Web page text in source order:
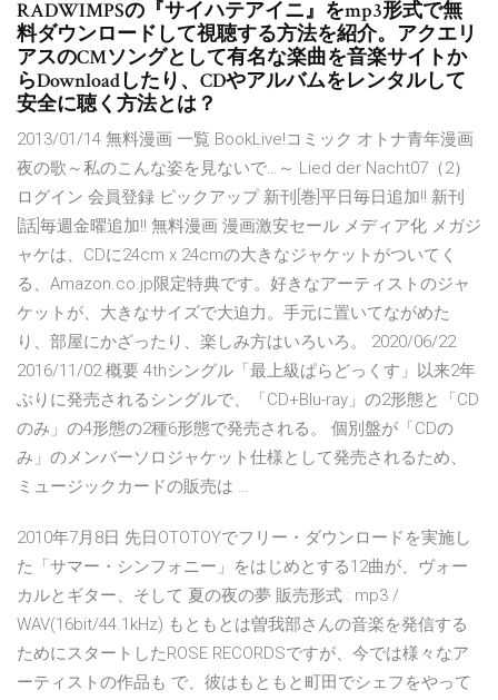
RADWIMPSの『サイハテアイニ』をmp3形式で無
料ダウンロードして視聴する方法を紹介。アクエリ
アスのCMソングとして有名な楽曲を音楽サイトか
らDownloadしたり、CDやアルバムをレンタルして
安全に聴く方法とは？
2013/01/14 無料漫画 一覧 BookLive!コミック オトナ青年漫画
夜の歌～私のこんな姿を見ないで…～ Lied der Nacht07（2）
ログイン 会員登録 ピックアップ 新刊[巻]平日毎日追加!! 新刊
[話]毎週金曜追加!! 無料漫画 漫画激安セール メディア化 メガジ
ャケは、CDに24cm x 24cmの大きなジャケットがついてく
る、Amazon.co.jp限定特典です。好きなアーティストのジャ
ケットが、大きなサイズで大迫力。手元に置いてながめた
り、部屋にかざったり、楽しみ方はいろいろ。 2020/06/22
2016/11/02 概要 4thシングル「最上級ぱらどっくす」以来2年
ぶりに発売されるシングルで、「CD+Blu-ray」の2形態と「CD
のみ」の4形態の2種6形態で発売される。 個別盤が「CDの
み」のメンバーソロジャケット仕様として発売されるため、
ミュージックカードの販売は …
2010年7月8日 先日OTOTOYでフリー・ダウンロードを実施し
た「サマー・シンフォニー」をはじめとする12曲が、ヴォー
カルとギター、そして 夏の夜の夢 販売形式 : mp3 /
WAV(16bit/44.1kHz) もともとは曽我部さんの音楽を発信する
ためにスタートしたROSE RECORDSですが、今では様々なア
ーティストの作品も で、彼はもともと町田でシェフをやって